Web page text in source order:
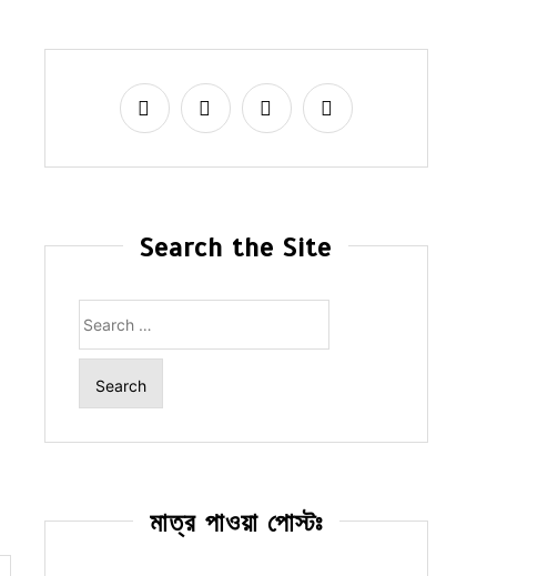
Search the Site
for:
মাত্র পাওয়া পোস্টঃ